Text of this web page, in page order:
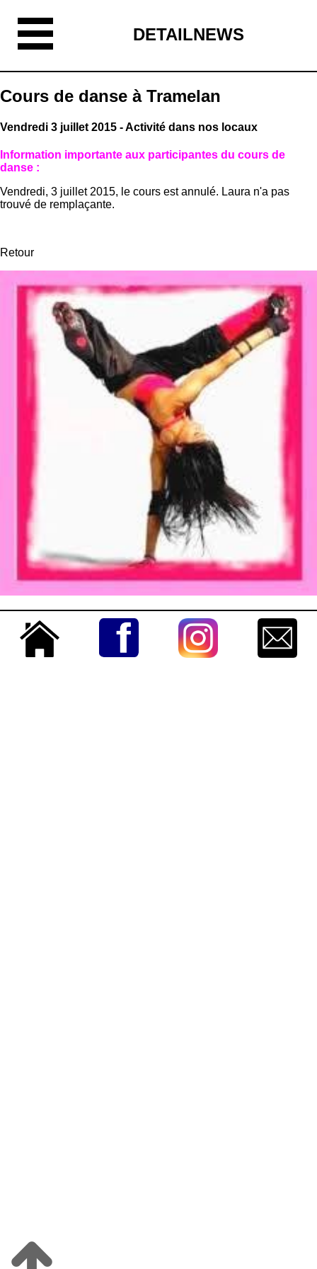
DETAILNEWS
Cours de danse à Tramelan
Vendredi 3 juillet 2015 - Activité dans nos locaux
Information importante aux participantes du cours de
danse :
Vendredi, 3 juillet 2015, le cours est annulé. Laura n'a pas
trouvé de remplaçante.
Retour